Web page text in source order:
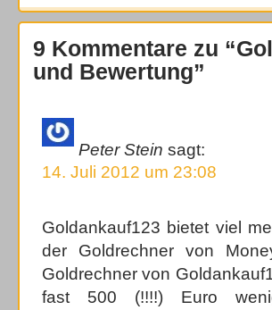
9 Kommentare zu
und Bewertung”
Peter Stein sagt:
14. Juli 2012 um 23:08
Goldankauf123 bietet viel
der Goldrechner von
Goldrechner von
fast 500 (!!!!) Euro